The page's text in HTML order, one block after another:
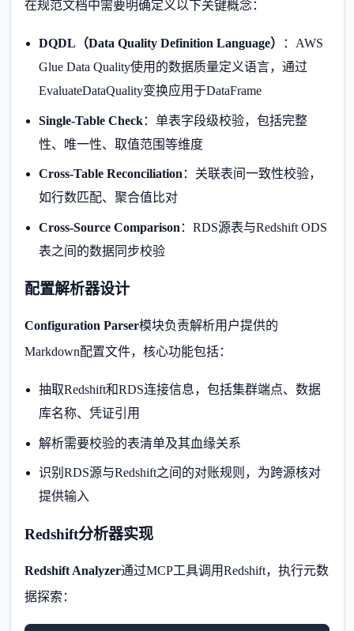
在规范文档中需要明确定义以下关键概念：
DQDL（Data Quality Definition Language）
：AWS
Glue Data Quality使用的数据质量定义语言，通过
EvaluateDataQuality变换应用于DataFrame
Single-Table Check：单表字段级校验，包括完整
性、唯一性、取值范围等维度
Cross-Table Reconciliation ：关联表间一致性校验，
如行数匹配、聚合值比对
Cross-Source Comparison ：RDS源表与Redshift ODS
表之间的数据同步校验
配置解析器设计
Configuration Parser模块负责解析用户提供的
Markdown配置文件，核心功能包括：
抽取Redshift和RDS连接信息，包括集群端点、数据
库名称、凭证引用
解析需要校验的表清单及其血缘关系
识别RDS源与Redshift之间的对账规则，为跨源核对
提供输入
Redshift分析器实现
Redshift Analyzer通过MCP工具调用Redshift，执行元数
据探索：